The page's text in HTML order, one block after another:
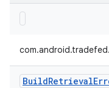
BuildRetrieval